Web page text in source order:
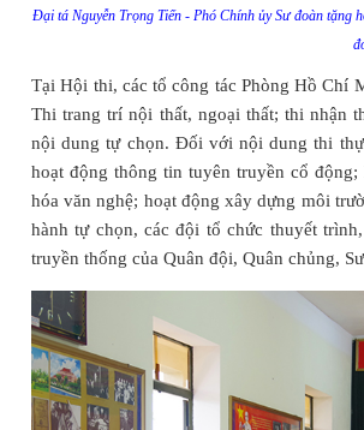
Đại tá Nguyễn Trọng Tiến - Phó Chính ủy Sư đoàn tặng
Tại Hội thi, các tổ công tác Phòng Hồ Chí
Thi trang trí nội thất, ngoại thất; thi nhận
nội dung tự chọn. Đối với nội dung thi
hoạt động thông tin tuyên truyền cổ
hóa văn nghệ; hoạt động xây dựng môi
hành tự chọn, các đội tổ chức thuyết
truyền thống của Quân đội, Quân chủng,